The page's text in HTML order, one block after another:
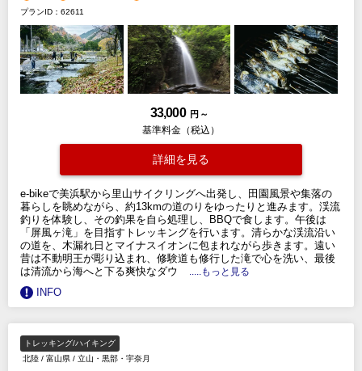
プランID：62611
33,000 円 ～
基準料金（税込）
詳細を見る
e-bikeで美浜駅から里山サイクリングへ出発し、田園風景や集落の
暮らしを眺めながら、約13kmの道のりをゆったりと進みます。渓流
釣りを体験し、その釣果を自ら処理し、BBQで食します。午後は
「屏風ヶ滝」を目指すトレッキングを行います。清らかな渓流沿い
の道を、木漏れ日とマイナスイオンに包まれながら歩きます。遠い
昔は不動明王が彫り込まれ、修験道も修行した滝で心を洗い、最後
は清流から海へと下る爽快なダウ
.....もっと見る
INFO
トレッキング/ハイキング
北陸 / 富山県 / 立山・黒部・宇奈月